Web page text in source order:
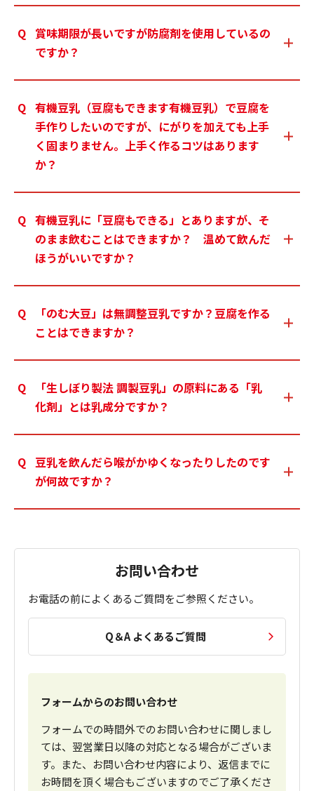
賞味期限が長いですが防腐剤を使用しているの
ですか？
有機豆乳（豆腐もできます有機豆乳）で豆腐を
手作りしたいのですが、にがりを加えても上手
く固まりません。上手く作るコツはあります
か？
有機豆乳に「豆腐もできる」とありますが、そ
のまま飲むことはできますか？ 温めて飲んだ
ほうがいいですか？
「のむ大豆」は無調整豆乳ですか？豆腐を作る
ことはできますか？
「生しぼり製法 調製豆乳」の原料にある「乳
化剤」とは乳成分ですか？
豆乳を飲んだら喉がかゆくなったりしたのです
が何故ですか？
お問い合わせ
お電話の前によくあるご質問をご参照ください。
Q＆A よくあるご質問
フォームからのお問い合わせ
フォームでの時間外でのお問い合わせに関しまし
ては、翌営業日以降の対応となる場合がございま
す。また、お問い合わせ内容により、返信までに
お時間を頂く場合もございますのでご了承くださ